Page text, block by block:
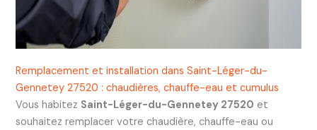
Remplacement et installation dans Saint-Léger-du-
Gennetey 27520 : chaudières, chauffe-eau et cumulus
Vous habitez Saint-Léger-du-Gennetey 27520 et
souhaitez remplacer votre chaudière, chauffe-eau ou